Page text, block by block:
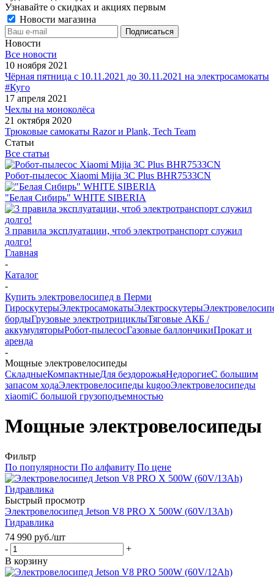
Узнавайте о скидках и акциях первым
Новости магазина
Новости
Все новости
10 ноября 2021
Чёрная пятница с 10.11.2021 до 30.11.2021 на электросамокаты
#Куго
17 апреля 2021
Чехлы на моноколёса
21 октября 2020
Трюковые самокаты Razor и Plank, Tech Team
Статьи
Все статьи
Робот-пылесос Xiaomi Mijia 3C Plus BHR7533CN
"Белая Сибирь" WHITE SIBERIA
3 правила эксплуатации, чтоб электротранспорт служил
долго!
Главная
-
Каталог
-
Купить электровелосипед в Перми
ГироскутерыЭлектросамокатыЭлектроскутеры
бордыГрузовые электротрициклыТяговые АКБ /
аккумуляторыРобот-пылесосГазовые баллончикиПрокат и
аренда
-
Мощные электровелосипеды
СкладныеКомпактныеДля бездорожьяНедорогиеС большим
запасом ходаЭлектровелосипеды kugooЭлектровелосипеды
xiaomiС большой грузоподъемностью
Мощные электровелосипеды
Фильтр
По популярности По алфавиту По цене
Быстрый просмотр
Электровелосипед Jetson V8 PRO X 500W (60V/13Ah)
Гидравлика
74 990 руб./шт
-
+
В корзину